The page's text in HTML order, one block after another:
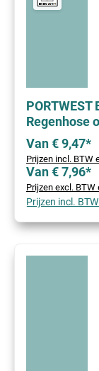
Regenhose
Van € 9,47*
Prijzen incl. BTW
Van € 7,96*
Prijzen excl.
Prijzen incl.